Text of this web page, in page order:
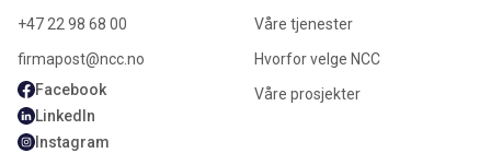
+47 22 98 68 00
firmapost@ncc.no
Facebook
LinkedIn
Instagram
Våre tjenester
Hvorfor velge NCC
Våre prosjekter